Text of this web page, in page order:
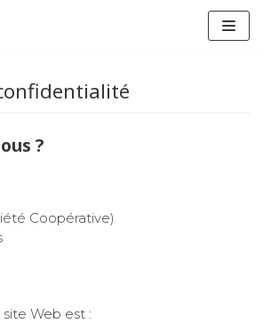
?
Coopérative)
site Web est :